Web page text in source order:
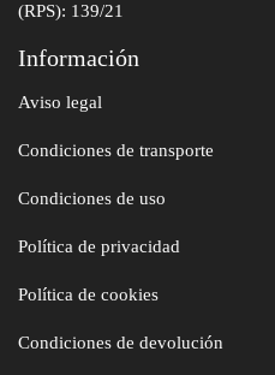
(RPS): 139/21
Información
Aviso legal
Condiciones de transporte
Condiciones de uso
Política de privacidad
Política de cookies
Condiciones de devolución